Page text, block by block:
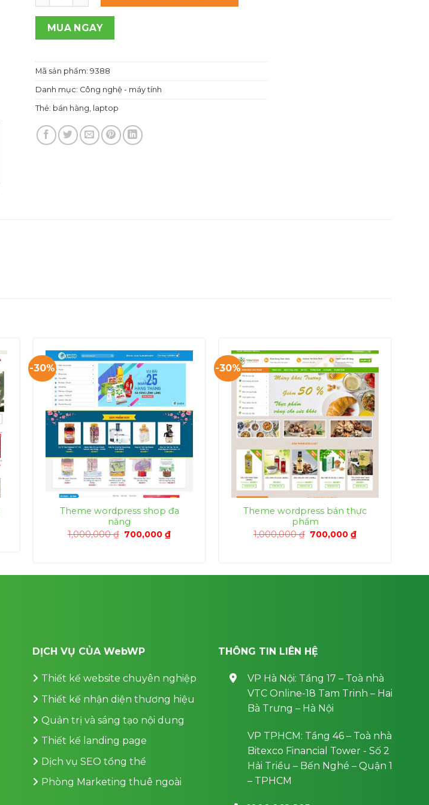
1,000,000 ₫.
là:
MUA NGAY
Mã sản phẩm: 9388
Danh mục: Công nghệ - máy tính
Thẻ: bán hàng laptop
-30%
Theme wordpress shop đa
năng
1,000,000₫ Giá
700,000₫Giá
-30%
Theme wordpress bán thực
phẩm
1,000,000₫ Giá
700,000₫Giá
DỊCH VỤ CỦA WebWP
Thiết kế website chuyên nghiệp
Thiết kế nhận diện thương hiệu
Quản trị và sáng tạo nội dung
Thiết kế landing page
Dịch vụ SEO tổng thể
Phòng Marketing thuê ngoài
THÔNG TIN LIÊN HỆ
VP Hà Nội: Tầng 17 – Toà nhà
VTC Online-18 Tam Trinh – Hai
Bà Trưng – Hà Nội
VP TPHCM: Tầng 46 – Toà nhà
Bitexco Financial Tower - Số 2
Hải Triều – Bến Nghé – Quận 1
– TPHCM